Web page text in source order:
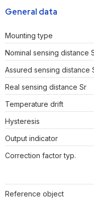
General data
Mounting type
Nominal sensing distance
Assured sensing distance
Real sensing distance Sr
Temperature drift
Hysteresis
Output indicator
Correction factor typ.
Reference object